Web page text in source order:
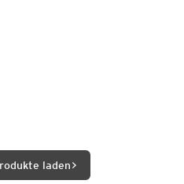
laden